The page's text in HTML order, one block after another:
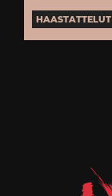
HAASTATTELUT